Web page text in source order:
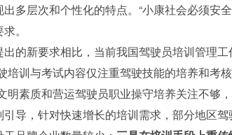
多层次和个性化的特点。“小康社会必须安
。
的新要求相比，当前我国驾驶员培训管理
培训与考试内容仅注重驾驶技能的培养和考
素质和营运驾驶员职业操守培养关注不够
导，针对快速增长的培训需求，部分地区